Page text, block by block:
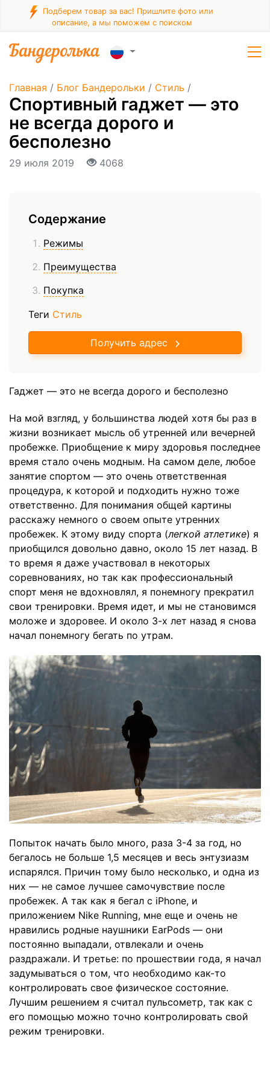
Подберем товар за вас! Пришлите фото или
описание, а мы поможем с поиском
Главная / Блог Бандерольки / Стиль /
Спортивный гаджет — это
не всегда дорого и
бесполезно
29 июля 2019 4068
Содержание
Режимы
Преимущества
Покупка
Теги Стиль
Получить адрес
Гаджет — это не всегда дорого и бесполезно
На мой взгляд, у большинства людей хотя бы раз в
жизни возникает мысль об утренней или вечерней
пробежке. Приобщение к миру здоровья последнее
время стало очень модным. На самом деле, любое
занятие спортом — это очень ответственная
процедура, к которой и подходить нужно тоже
ответственно. Для понимания общей картины
расскажу немного о своем опыте утренних
пробежек. К этому виду спорта (легкой атлетике) я
приобщился довольно давно, около 15 лет назад. В
то время я даже участвовал в некоторых
соревнованиях, но так как профессиональный
спорт меня не вдохновлял, я понемногу прекратил
свои тренировки. Время идет, и мы не становимся
моложе и здоровее. И около 3-х лет назад я снова
начал понемногу бегать по утрам.
Попыток начать было много, раза 3-4 за год, но
бегалось не больше 1,5 месяцев и весь энтузиазм
испарялся. Причин тому было несколько, и одна из
них — не самое лучшее самочувствие после
пробежек. А так как я бегал с iPhone, и
приложением Nike Running, мне еще и очень не
нравились родные наушники EarPods — они
постоянно выпадали, отвлекали и очень
раздражали. И третье: по прошествии года, я начал
задумываться о том, что необходимо как-то
контролировать свое физическое состояние.
Лучшим решением я считал пульсометр, так как с
его помощью можно точно контролировать свой
режим тренировки.